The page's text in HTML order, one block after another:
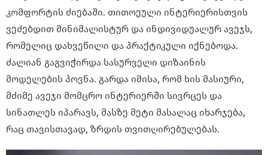
კომფორტის ძიებაში. თითოეული ინტერიერისთვის
ვეძებდით მინიმალისტურ და ინდივიდუალურ ავეჯს,
რომელიც დახვეწილი და პრაქტიკული იქნებოდა.
ძალიან გაგვიჭირდა სასურველი დიზაინის
მოდელების პოვნა. გარდა იმისა, რომ ხის მასიური,
მძიმე ავეჯი მომცრო ინტერიერში სივრცეს და
სინათლეს იპარავს, მასზე მეტი მასალაც იხარჯება,
რაც თავისთავად, ზრდის თვითღირებულებას.